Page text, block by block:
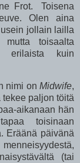
Frot. Toisena
Olen aina
jollain lailla
toisaalta
erilaista kuin
nimi on Midwife,
paljon töitä
aikanaan hän
toisinaan
Eräänä päivänä
(tai